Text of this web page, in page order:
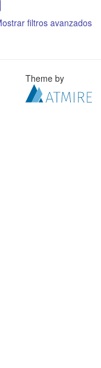
filtros avanzados
Theme by